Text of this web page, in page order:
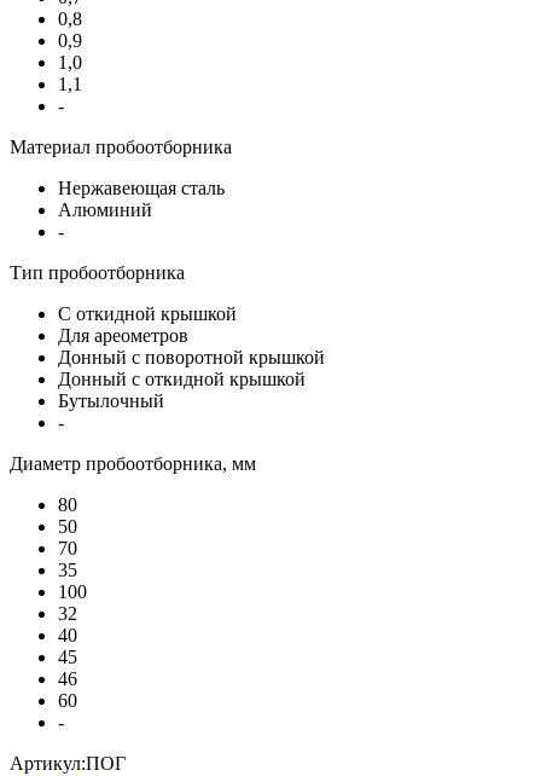
0,8
0,9
1,0
1,1
-
Материал пробоотборника
Нержавеющая сталь
Алюминий
-
Тип пробоотборника
С откидной крышкой
Для ареометров
Донный с поворотной крышкой
Донный с откидной крышкой
Бутылочный
-
Диаметр пробоотборника, мм
80
50
70
35
100
32
40
45
46
60
-
Артикул:ПОГ